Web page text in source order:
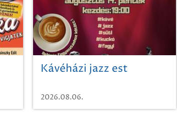
Kávéházi jazz est
2026.08.06.